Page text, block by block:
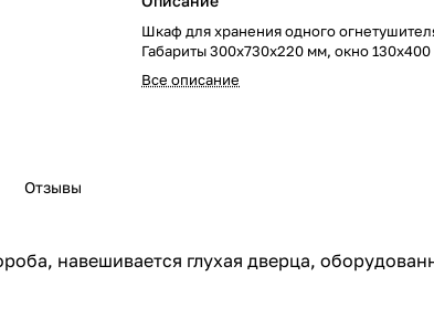
Шкаф для хранения одного
Габариты 300х730х220 мм, окно
Все описание
Отзывы
навешивается глухая дверца,